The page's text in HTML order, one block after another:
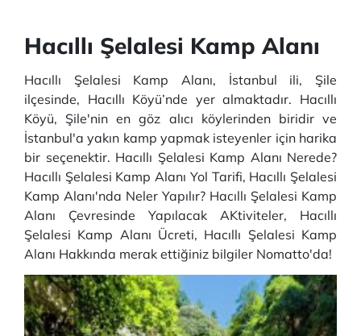
Hacıllı Şelalesi Kamp Alanı
Hacıllı Şelalesi Kamp Alanı, İstanbul ili, Şile
ilçesinde, Hacıllı Köyü’nde yer almaktadır. Hacıllı
Köyü, Şile'nin en göz alıcı köylerinden biridir ve
İstanbul'a yakın kamp yapmak isteyenler için harika
bir seçenektir. Hacıllı Şelalesi Kamp Alanı Nerede?
Hacıllı Şelalesi Kamp Alanı Yol Tarifi, Hacıllı Şelalesi
Kamp Alanı'nda Neler Yapılır? Hacıllı Şelalesi Kamp
Alanı Çevresinde Yapılacak AKtiviteler, Hacıllı
Şelalesi Kamp Alanı Ücreti, Hacıllı Şelalesi Kamp
Alanı Hakkında merak ettiğiniz bilgiler Nomatto'da!